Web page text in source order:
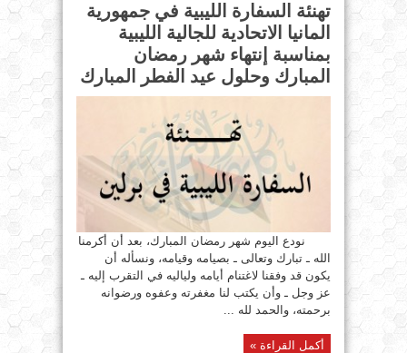
تهنئة السفارة الليبية في جمهورية
المانيا الاتحادية للجالية الليبية
بمناسبة إنتهاء شهر رمضان
المبارك وحلول عيد الفطر المبارك
نودع اليوم شهر رمضان المبارك، بعد أن أكرمنا
الله ـ تبارك وتعالى ـ بصيامه وقيامه، ونسأله أن
يكون قد وفقنا لاغتنام أيامه ولياليه في التقرب إليه ـ
عز وجل ـ وأن يكتب لنا مغفرته وعفوه ورضوانه
برحمته، والحمد لله ...
أكمل القراءة »